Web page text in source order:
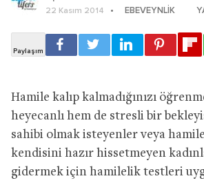
22 Kasım 2014 EBEVEYNLIK
Hamile kalıp kalmadığınızı
heyecanlı hem de stresli bir
sahibi olmak isteyenler veya
kendisini hazır hissetmeyen
gidermek için hamilelik testleri